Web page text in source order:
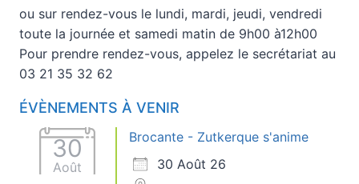
ou sur rendez-vous le lundi, mardi, jeudi, vendredi
toute la journée et samedi matin de 9h00 à12h00
Pour prendre rendez-vous, appelez le secrétariat au
03 21 35 32 62
ÉVÈNEMENTS À VENIR
30
Août
Brocante - Zutkerque s'anime
30 Août 26